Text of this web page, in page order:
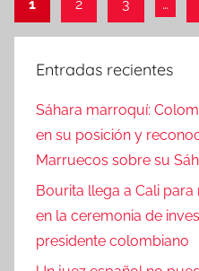
i
a
de
entradas
1 2 3 …
Entradas recientes
Sáhara marroquí:
en su posición y
Marruecos sobre su
Bourita llega a Cali
en la ceremonia de
presidente colombiano